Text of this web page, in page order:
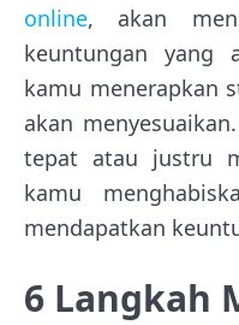
online, akan
keuntungan yang
kamu menerapkan
akan
tepat atau justru
kamu
mendapatkan
6 Langkah